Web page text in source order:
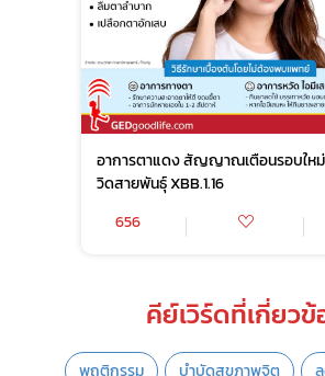
อาการตาแดง สัญญาณเตือนรอบใหม่
วิดสายพันธุ์ XBB.1.16
656
คีย์เวิร์ดที่เกี่ยวข้
พฤติกรรม บำบัดสุขภาพจิต